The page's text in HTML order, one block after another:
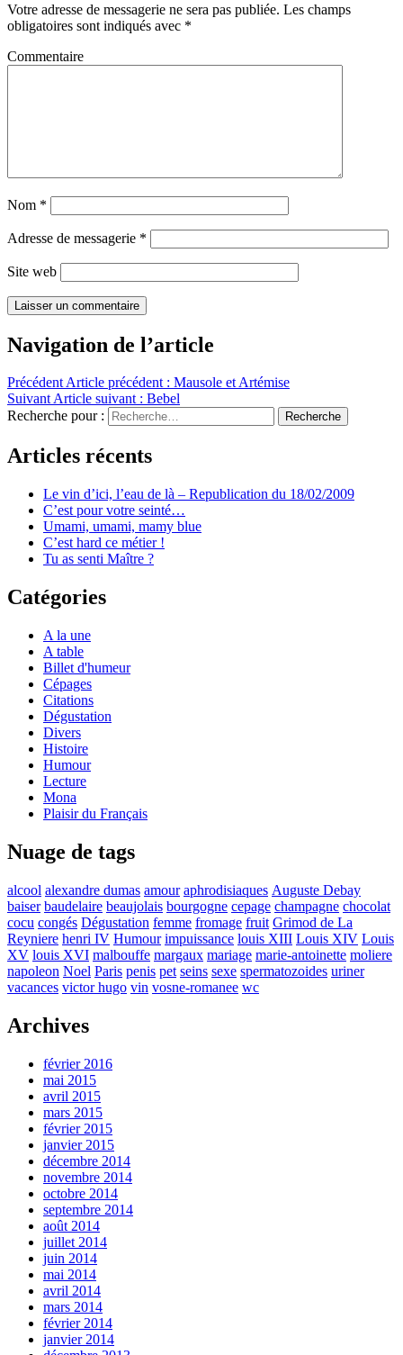
Votre adresse de messagerie ne sera pas publiée. Les champs
obligatoires sont indiqués avec *
Commentaire
Nom *
Adresse de messagerie *
Site web
Navigation de l’article
PrécédentArticle précédent : Mausole et Artémise
SuivantArticle suivant : Bebel
Recherche pour :
Recherche
Articles récents
Le vin d’ici, l’eau de là – Republication du 18/02/2009
C’est pour votre seinté…
Umami, umami, mamy blue
C’est hard ce métier !
Tu as senti Maître ?
Catégories
A la une
A table
Billet d'humeur
Cépages
Citations
Dégustation
Divers
Histoire
Humour
Lecture
Mona
Plaisir du Français
Nuage de tags
alcool alexandre dumas amour aphrodisiaques Auguste Debay
baiser baudelaire beaujolais bourgogne cepage champagne chocolat
cocu congés Dégustation femme fromage fruit Grimod de La
Reyniere henri IV Humour impuissance louis XIII Louis XIV Louis
XV louis XVI malbouffe margaux mariage marie-antoinette moliere
napoleon Noel Paris penis pet seins sexe spermatozoides uriner
vacances victor hugo vin vosne-romanee wc
Archives
février 2016
mai 2015
avril 2015
mars 2015
février 2015
janvier 2015
décembre 2014
novembre 2014
octobre 2014
septembre 2014
août 2014
juillet 2014
juin 2014
mai 2014
avril 2014
mars 2014
février 2014
janvier 2014